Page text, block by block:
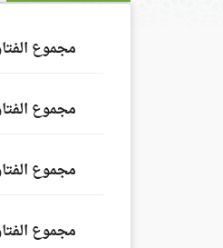
مجموع
مجموع
مجموع
مجموع